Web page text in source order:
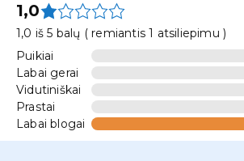
1,0
1,0 iš 5 balų ( remiantis 1 atsiliepimu )
Puikiai
Labai gerai
Vidutiniškai
Prastai
Labai blogai